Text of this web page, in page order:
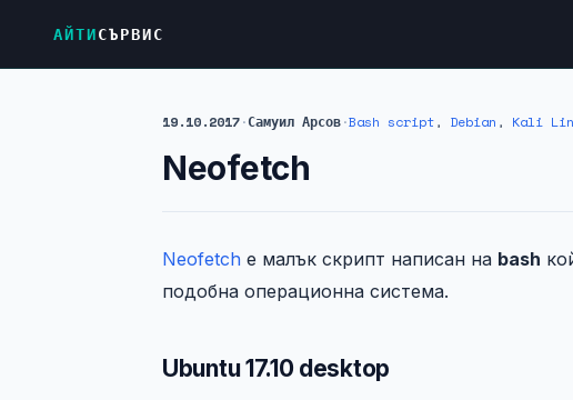
АЙТИСЪРВИС
19.10.2017·Самуил Арсов·Bash script, Debian , Kali
Neofetch
Neofetch е малък скрипт написан на bash
подобна операционна система.
Ubuntu 17.10 desktop